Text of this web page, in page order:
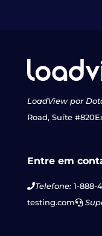
LoadView por
Road, Suíte #820
Entre em
Telefone:1-888-
testing.com